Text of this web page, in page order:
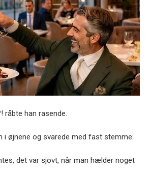
råbte han rasende.
i øjnene og svarede med fast stemme:
det var sjovt, når man hælder noget